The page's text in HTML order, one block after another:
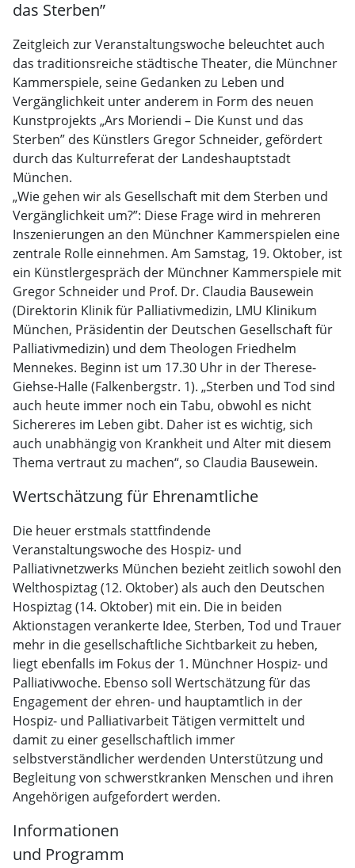
das Sterben”
Zeitgleich zur Veranstaltungswoche beleuchtet auch
das traditionsreiche städtische Theater, die Münchner
Kammerspiele, seine Gedanken zu Leben und
Vergänglichkeit unter anderem in Form des neuen
Kunstprojekts „Ars Moriendi – Die Kunst und das
Sterben” des Künstlers Gregor Schneider, gefördert
durch das Kulturreferat der Landeshauptstadt
München.
„Wie gehen wir als Gesellschaft mit dem Sterben und
Vergänglichkeit um?”: Diese Frage wird in mehreren
Inszenierungen an den Münchner Kammerspielen eine
zentrale Rolle einnehmen. Am Samstag, 19. Oktober, ist
ein Künstlergespräch der Münchner Kammerspiele mit
Gregor Schneider und Prof. Dr. Claudia Bausewein
(Direktorin Klinik für Palliativmedizin, LMU Klinikum
München, Präsidentin der Deutschen Gesellschaft für
Palliativmedizin) und dem Theologen Friedhelm
Mennekes. Beginn ist um 17.30 Uhr in der Therese-
Giehse-Halle (Falkenbergstr. 1). „Sterben und Tod sind
auch heute immer noch ein Tabu, obwohl es nicht
Sichereres im Leben gibt. Daher ist es wichtig, sich
auch unabhängig von Krankheit und Alter mit diesem
Thema vertraut zu machen“, so Claudia Bausewein.
Wertschätzung für Ehrenamtliche
Die heuer erstmals stattfindende
Veranstaltungswoche des Hospiz- und
Palliativnetzwerks München bezieht zeitlich sowohl den
Welthospiztag (12. Oktober) als auch den Deutschen
Hospiztag (14. Oktober) mit ein. Die in beiden
Aktionstagen verankerte Idee, Sterben, Tod und Trauer
mehr in die gesellschaftliche Sichtbarkeit zu heben,
liegt ebenfalls im Fokus der 1. Münchner Hospiz- und
Palliativwoche. Ebenso soll Wertschätzung für das
Engagement der ehren- und hauptamtlich in der
Hospiz- und Palliativarbeit Tätigen vermittelt und
damit zu einer gesellschaftlich immer
selbstverständlicher werdenden Unterstützung und
Begleitung von schwerstkranken Menschen und ihren
Angehörigen aufgefordert werden.
Informationen
und Programm